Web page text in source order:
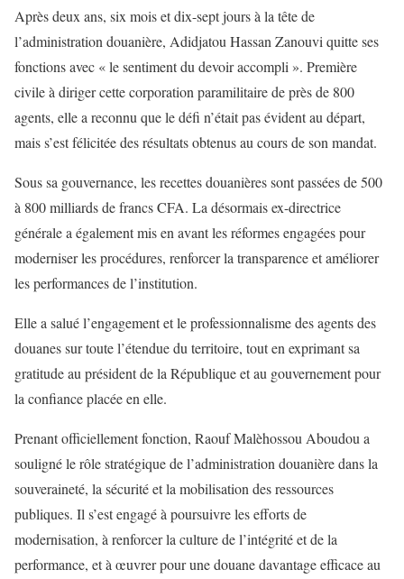
Après deux ans, six mois et dix-sept jours à la tête de
l’administration douanière, Adidjatou Hassan Zanouvi quitte ses
fonctions avec « le sentiment du devoir accompli ». Première
civile à diriger cette corporation paramilitaire de près de 800
agents, elle a reconnu que le défi n’était pas évident au départ,
mais s’est félicitée des résultats obtenus au cours de son mandat.
Sous sa gouvernance, les recettes douanières sont passées de 500
à 800 milliards de francs CFA. La désormais ex-directrice
générale a également mis en avant les réformes engagées pour
moderniser les procédures, renforcer la transparence et améliorer
les performances de l’institution.
Elle a salué l’engagement et le professionnalisme des agents des
douanes sur toute l’étendue du territoire, tout en exprimant sa
gratitude au président de la République et au gouvernement pour
la confiance placée en elle.
Prenant officiellement fonction, Raouf Malèhossou Aboudou a
souligné le rôle stratégique de l’administration douanière dans la
souveraineté, la sécurité et la mobilisation des ressources
publiques. Il s’est engagé à poursuivre les efforts de
modernisation, à renforcer la culture de l’intégrité et de la
performance, et à œuvrer pour une douane davantage efficace au